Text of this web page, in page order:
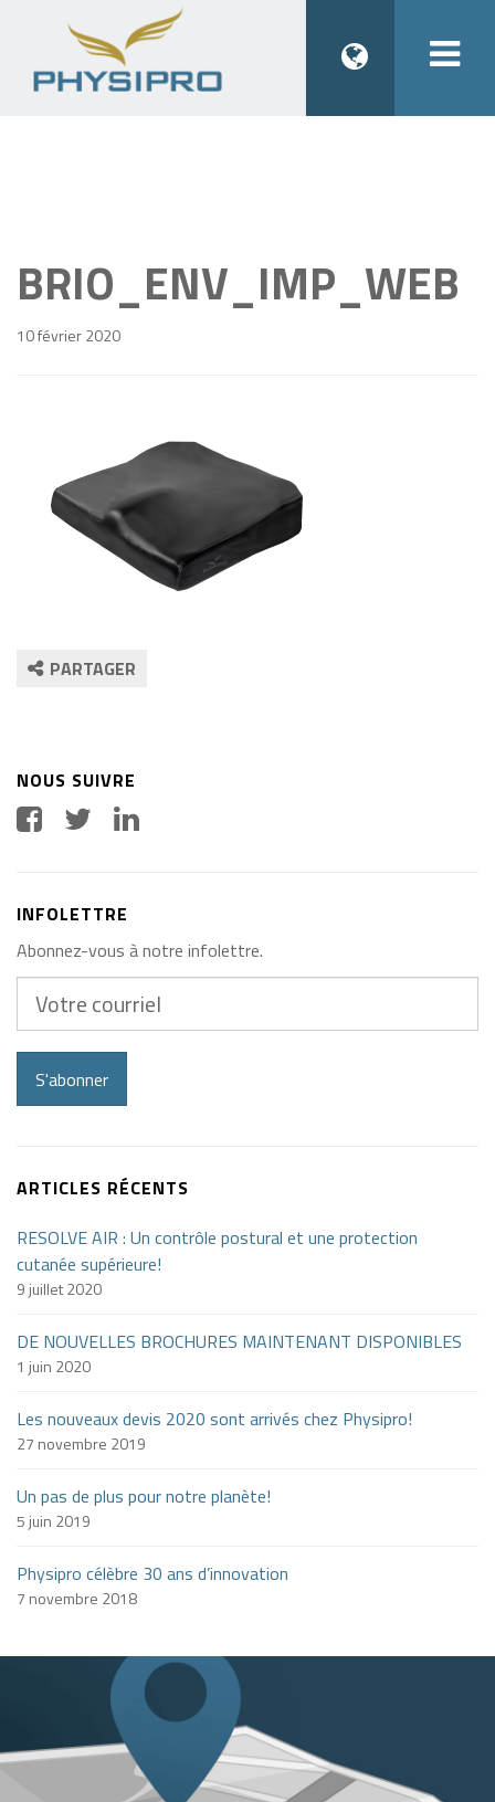
BRIO_ENV_IMP_WEB
10 février 2020
PARTAGER
NOUS SUIVRE
INFOLETTRE
Abonnez-vous à notre infolettre.
courriel
S'abonner
ARTICLES RÉCENTS
RESOLVE AIR : Un contrôle postural et une protection
cutanée supérieure!
9 juillet 2020
DE NOUVELLES BROCHURES MAINTENANT DISPONIBLES
1 juin 2020
Les nouveaux devis 2020 sont arrivés chez Physipro!
27 novembre 2019
Un pas de plus pour notre planète!
5 juin 2019
Physipro célèbre 30 ans d’innovation
7 novembre 2018